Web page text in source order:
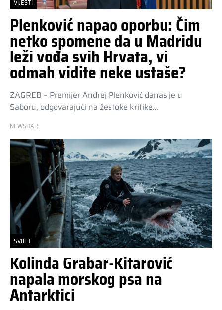
VIJESTI
Plenković napao oporbu: Čim
netko spomene da u Madridu
leži vođa svih Hrvata, vi
odmah vidite neke ustaše?
ZAGREB – Premijer Andrej Plenković danas je u
Saboru, odgovarajući na žestoke kritike…
NEWSBAR
SVIJET
Kolinda Grabar-Kitarović
napala morskog psa na
Antarktici